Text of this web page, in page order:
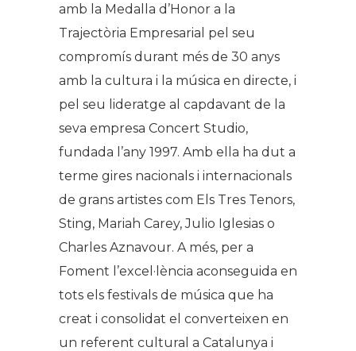
amb la Medalla d’Honor a la
Trajectòria Empresarial pel seu
compromís durant més de 30 anys
amb la cultura i la música en directe, i
pel seu lideratge al capdavant de la
seva empresa Concert Studio,
fundada l’any 1997. Amb ella ha dut a
terme gires nacionals i internacionals
de grans artistes com Els Tres Tenors,
Sting, Mariah Carey, Julio Iglesias o
Charles Aznavour. A més, per a
Foment l’excel·lència aconseguida en
tots els festivals de música que ha
creat i consolidat el converteixen en
un referent cultural a Catalunya i